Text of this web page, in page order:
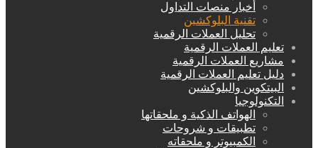
أخبار منصات التداول
تقنية البلوكشين
تحليل العملات الرقمية
تعليم العملات الرقمية
مشاريع العملات الرقمية
دليل تعليم العملات الرقمية
البيتكوين والبلوكشين
التكنولوجيا
الهواتف الذكية و ملحقاتها
تطبيقات و شروحات
الكمبيوتر و ملحقاته